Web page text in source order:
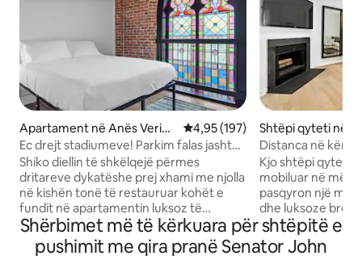
Apartament në Anës Verior
e
Vlerësimi mesatar 4,95 nga 5,
4,95 (197)
Ec drejt stadiumeve! Parkim falas jashtë
rrugës!
Shiko diellin të shkëlqejë përmes
dritareve dykatëshe prej xhami me njolla
në kishën tonë të restauruar kohët e
fundit në apartamentin luksoz të
restauruar të vitit 1800! Me një plan të
hapur me dy kate me dy dhoma gjumi të
mëdha, dy banja të plota, një kuzhinë të
Shtëpi qyteti në
Distanca në
Shtëpi qyteti me
Kjo shtëpi qyteti
mobiluar në
pasqyron një
dhe luksoze
nga PPG Paints
qytetit dhe më shumë. E
një ekzekutiv
Shërbimet më të kërkuara për shtëpitë e
pushimit me qira pranë Senator John